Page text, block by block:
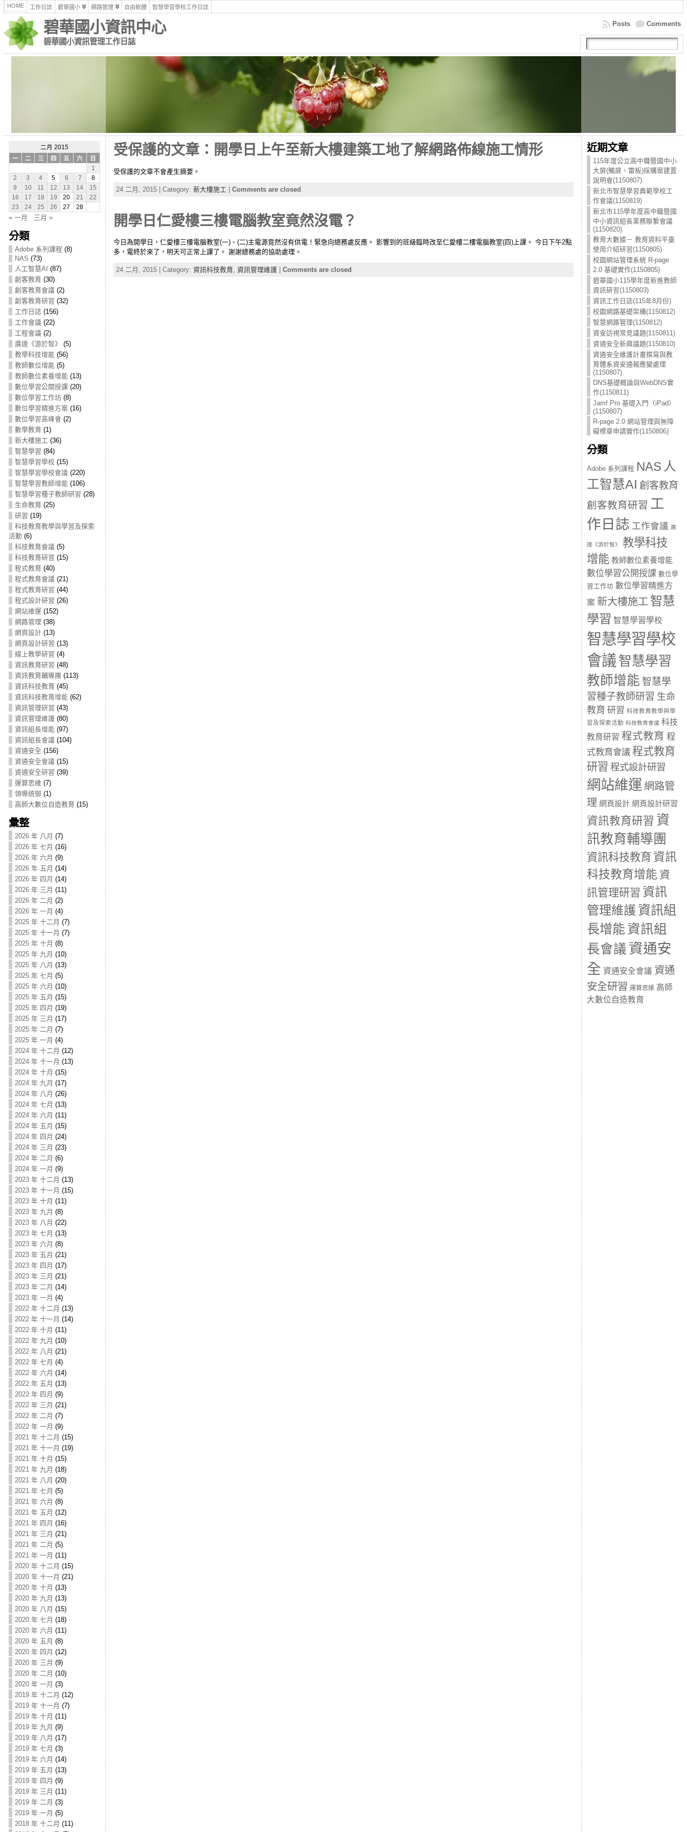
HOME 工作日誌 碧華國小 網路管理 自由軟體 智慧學習學校工作日誌
碧華國小資訊中心
碧華國小資訊管理工作日誌
Comments
Posts
二月 2015
一
二 三 四 五 六
日
1
2
3 4 5 6 7
8
9
10 11 12 13 14
15
16
17 18 19 20 21
22
23
24 25 26 27 28
« 一月 三月 »
分類
Adobe 系列課程 (8)
NAS (73)
人工智慧AI (87)
創客教育 (30)
創客教育會議 (2)
創客教育研習 (32)
工作日誌 (156)
工作會議 (22)
工程會議 (2)
廣達《游於智》
(5)
教學科技增能(56)
教師數位增能(5)
教師數位素養增能(13)
數位學習公開授課 (20)
數位學習工作坊(8)
數位學習精進方案 (16)
數位學習高峰會 (2)
數學教育 (1)
新大樓施工 (36)
智慧學習 (84)
智慧學習學校 (15)
智慧學習學校會議 (220)
智慧學習教師增能(106)
智慧學習種子教師研習 (28)
生命教育 (25)
研習 (19)
科技教育教學與學習及探索
活動 (6)
科技教育會議 (5)
科技教育研習 (15)
程式教育 (40)
程式教育會議 (21)
程式教育研習 (44)
程式設計研習 (26)
網站維運 (152)
網路管理 (38)
網頁設計(13)
網頁設計研習 (13)
線上教學研習 (4)
資訊教育研習 (48)
資訊教育輔導團 (113)
資訊科技教育 (45)
資訊科技教育增能(62)
資訊管理研習 (43)
資訊管理維護(80)
資訊組長增能(97)
資訊組長會議 (104)
資通安全 (156)
資通安全會議 (15)
資通安全研習 (39)
運算思維 (7)
領導統御 (1)
高師大數位自造教育 (15)
彙整
2026 年 八月 (7)
2026 年 七月 (16)
2026 年 六月 (9)
2026 年 五月 (14)
2026 年 四月 (14)
2026 年 三月 (11)
2026 年 二月 (2)
2026 年 一月 (4)
2025 年 十二月 (7)
2025 年 十一月 (7)
2025 年 十月 (8)
2025 年 九月 (10)
2025 年 八月 (13)
2025 年 七月 (5)
2025 年 六月 (10)
2025 年 五月 (15)
2025 年 四月 (19)
2025 年 三月 (17)
2025 年 二月 (7)
2025 年 一月 (4)
2024 年 十二月 (12)
2024 年 十一月 (13)
2024 年 十月 (15)
2024 年 九月 (17)
2024 年 八月 (26)
2024 年 七月 (13)
2024 年 六月 (11)
2024 年 五月 (15)
2024 年 四月 (24)
2024 年 三月 (23)
2024 年 二月 (6)
2024 年 一月 (9)
2023 年 十二月 (13)
2023 年 十一月 (15)
2023 年 十月 (11)
2023 年 九月 (8)
2023 年 八月 (22)
2023 年 七月 (13)
2023 年 六月 (8)
2023 年 五月 (21)
2023 年 四月 (17)
2023 年 三月 (21)
2023 年 二月 (14)
2023 年 一月 (4)
2022 年 十二月 (13)
2022 年 十一月 (14)
2022 年 十月 (11)
2022 年 九月 (10)
2022 年 八月 (21)
2022 年 七月 (4)
2022 年 六月 (14)
2022 年 五月 (13)
2022 年 四月 (9)
2022 年 三月 (21)
2022 年 二月 (7)
2022 年 一月 (9)
2021 年 十二月 (15)
2021 年 十一月 (19)
2021 年 十月 (15)
2021 年 九月 (18)
2021 年 八月 (20)
2021 年 七月 (5)
2021 年 六月 (8)
2021 年 五月 (12)
2021 年 四月 (16)
2021 年 三月 (21)
2021 年 二月 (5)
2021 年 一月 (11)
2020 年 十二月 (15)
2020 年 十一月 (21)
2020 年 十月 (13)
2020 年 九月 (13)
2020 年 八月 (15)
2020 年 七月 (18)
2020 年 六月 (11)
2020 年 五月 (8)
2020 年 四月 (12)
2020 年 三月 (9)
2020 年 二月 (10)
2020 年 一月 (3)
2019 年 十二月 (12)
2019 年 十一月 (7)
2019 年 十月 (11)
2019 年 九月 (9)
2019 年 八月 (17)
2019 年 七月 (3)
2019 年 六月 (14)
2019 年 五月 (13)
2019 年 四月 (9)
2019 年 三月 (11)
2019 年 二月 (3)
2019 年 一月 (5)
2018 年 十二月 (11)
受保護的文章：開學日上午至新大樓建築工地了解網路佈線施工情形
受保護的文章不會產生摘要。
24 二月, 2015 | Category: 新大樓施工 | Comments are closed
開學日仁愛樓三樓電腦教室竟然沒電？
今日為開學日，仁愛樓三樓電腦教室(一)、(二)主電源竟然沒有供電！緊急向總務處反應。 影響到的班級臨時改至仁愛樓二樓電腦教室(四)上課。 今日下午2點
多，電終於來了，明天可正常上課了。 謝謝總務處的協助處理。
24 二月, 2015 | Category: 資訊科技教育, 資訊管理維護| Comments are closed
近期文章
115年度公立高中職暨國中小
大屏(觸屏、雷板)採購案建置
說明會(1150807)
新北市智慧學習典範學校工
作會議(1150819)
新北市115學年度高中職暨國
中小資訊組長業務聯繫會議
(1150820)
教育大數據－ 教育資料平臺
使用介紹研習(1150805)
校園網站管理系統 R-page
2.0 基礎實作(1150805)
碧華國小115學年度新進教師
資訊研習(1150803)
資訊工作日誌(115年8月份)
校園網路基礎架構(1150812)
智慧網路管理(1150812)
資安訪視常見議題(1150811)
資通安全新興議題(1150810)
資通安全維護計畫撰寫與教
育體系資安通報應變處理
(1150807)
DNS基礎概論與WebDNS實
作(1150811)
Jamf Pro 基礎入門（iPad）
(1150807)
R-page 2.0 網站管理與無障
礙標章申請實作(1150806)
分類
Adobe 系列課程 NAS 人
工智慧AI 創客教育
創客教育研習 工
作日誌 工作會議 廣
達《游於智》
教學科技
增能 教師數位素養增能
數位學習公開授課 數位學
習工作坊 數位學習精進方
案 新大樓施工 智慧
學習 智慧學習學校
智慧學習學校
會議 智慧學習
教師增能 智慧學
習種子教師研習 生命
教育 研習 科技教育教學與學
習及探索活動 科技教育會議 科技
教育研習 程式教育 程
式教育會議 程式教育
研習 程式設計研習
網站維運 網路管
理 網頁設計 網頁設計研習
資訊教育研習 資
訊教育輔導團
資訊科技教育 資訊
科技教育增能 資
訊管理研習 資訊
管理維護 資訊組
長增能資訊組
長會議 資通安
全 資通安全會議 資通
安全研習 運算思維 高師
大數位自造教育